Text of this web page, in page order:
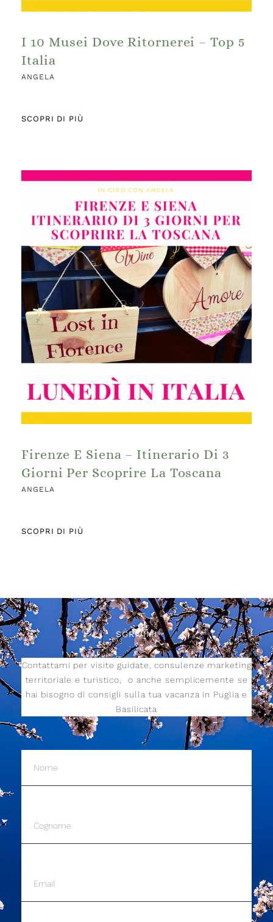
I 10 Musei Dove Ritornerei – Top 5
Italia
ANGELA
SCOPRI DI PIÙ
Firenze E Siena – Itinerario Di 3
Giorni Per Scoprire La Toscana
ANGELA
SCOPRI DI PIÙ
SCRIVIMI
Contattami per visite guidate, consulenze marketing
territoriale e turistico, o anche semplicemente se
hai bisogno di consigli sulla tua vacanza in Puglia e
Basilicata